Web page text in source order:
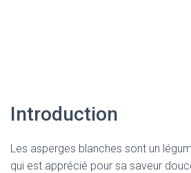
Introduction
Les asperges blanches sont un
qui est apprécié pour sa saveur